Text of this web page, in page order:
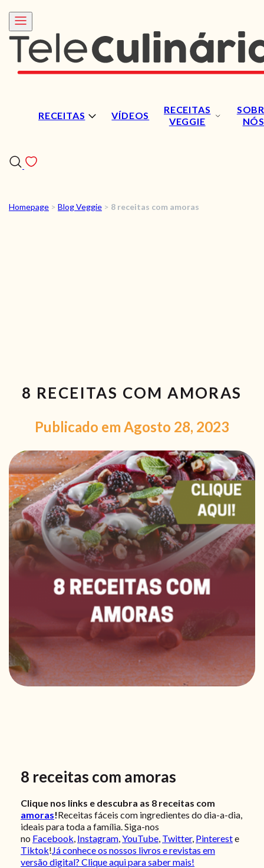
RECEITAS VÍDEOS
RECEITAS
VEGGIE
NÓS
RECEITAS
Homepage > Blog Veggie > 8 receitas com amoras
8 RECEITAS COM AMORAS
Publicado em Agosto 28, 2023
8 receitas com amoras
Clique nos links e descubra as 8 receitas com
amoras!Receitas fáceis com ingredientes do dia-a-dia,
ideais para toda a família. Siga-nos
no Facebook, Instagram,YouTube, Twitter, Pintereste
Tiktok!Já conhece os nossos livros e revistas em
versão digital? Clique aqui para saber mais!